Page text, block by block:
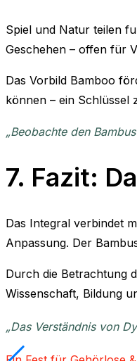
Spiel und Natur teilen
Geschehen – offen für
Das Vorbild Bamboo
können – ein Schlüssel
„Beobachte den
7. Fazit:
Das Integral verbindet
Anpassung. Der
Durch die Betrachtung
Wissenschaft, Bildung
„Das Verständnis von